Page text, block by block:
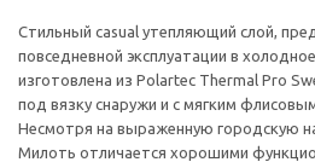
Стильный casual утепляющий слой,
повседневной эксплуатации в
изготовлена из Polartec Thermal Pro
под вязку снаружи и с мягким
Несмотря на выраженную городскую
Милоть отличается хорошими